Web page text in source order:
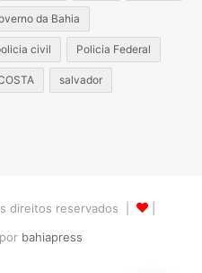
da Bahia
civil Policia Federal
salvador
direitos reservados |
bahiapress